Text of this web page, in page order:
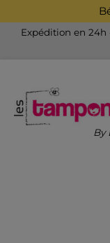
Expédition en 24h
By